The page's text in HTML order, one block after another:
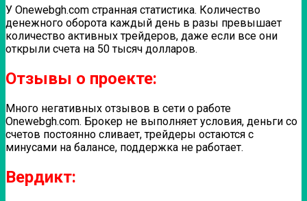
У Onewebgh.com странная статистика. Количество
денежного оборота каждый день в разы превышает
количество активных трейдеров, даже если все они
открыли счета на 50 тысяч долларов.
Отзывы о проекте:
Много негативных отзывов в сети о работе
Onewebgh.com. Брокер не выполняет условия, деньги со
счетов постоянно сливает, трейдеры остаются с
минусами на балансе, поддержка не работает.
Вердикт: